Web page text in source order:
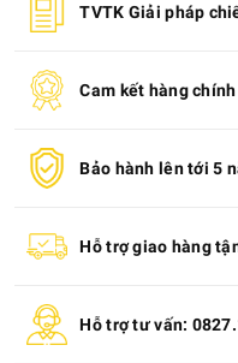
TVTK Giải pháp
Cam kết hàng
Bảo hành lên tới 5
Hỗ trợ giao hàng
Hỗ trợ tư vấn: